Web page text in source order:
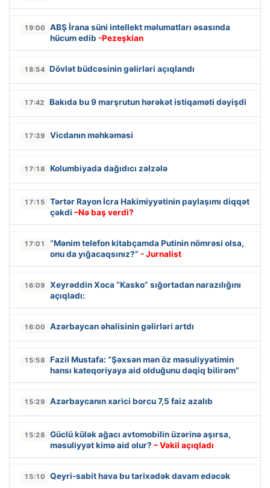
19:00
ABŞ İrana süni intellekt məlumatları əsasında
hücum edib -Pezeşkian
18:54 Dövlət büdcəsinin gəlirləri açıqlandı
17:42 Bakıda bu 9 marşrutun hərəkət istiqaməti dəyişdi
17:39 Vicdanın məhkəməsi
17:18 Kolumbiyada dağıdıcı zəlzələ
17:15
Tərtər Rayon İcra Hakimiyyətinin paylaşımı diqqət
çəkdi –Nə baş verdi?
17:01
“Mənim telefon kitabçamda Putinin nömrəsi olsa,
onu da yığacaqsınız?” - Jurnalist
16:09
Xeyrəddin Xoca “Kasko” sığortadan narazılığını
açıqladı:
16:00 Azərbaycan əhalisinin gəlirləri artdı
15:58
Fazil Mustafa: “Şəxsən mən öz məsuliyyətimin
hansı kateqoriyaya aid olduğunu dəqiq bilirəm”
15:29 Azərbaycanın xarici borcu 7,5 faiz azalıb
15:28
Güclü külək ağacı avtomobilin üzərinə aşırsa,
məsuliyyət kimə aid olur? – Vəkil açıqladı
15:10 Qeyri-sabit hava bu tarixədək davam edəcək